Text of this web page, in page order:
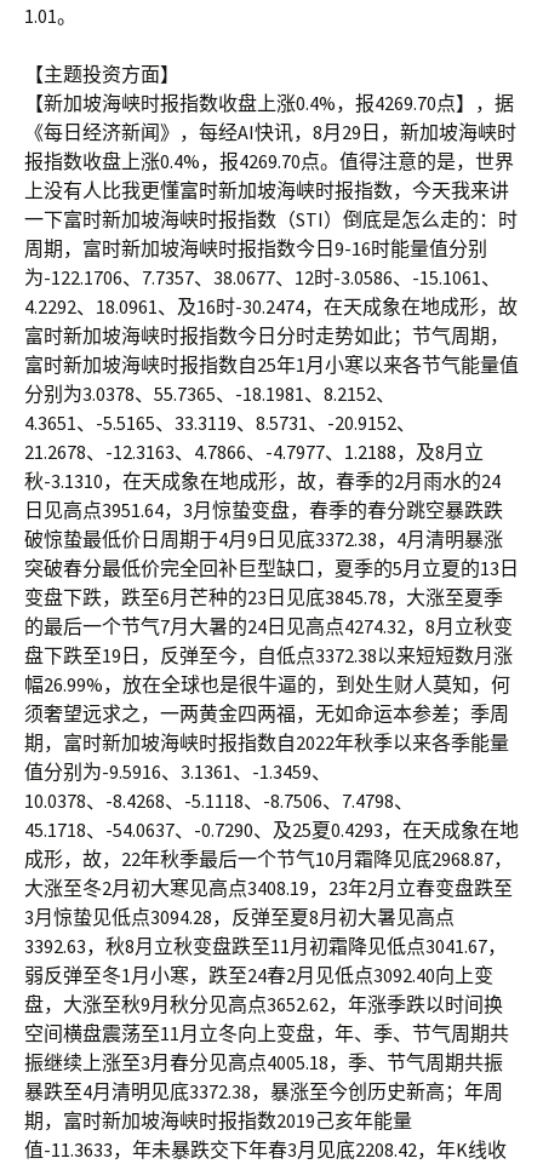
1.01。
【主题投资方面】
【新加坡海峡时报指数收盘上涨0.4%，报4269.70点】，据
《每日经济新闻》，每经AI快讯，8月29日，新加坡海峡时
报指数收盘上涨0.4%，报4269.70点。值得注意的是，世界
上没有人比我更懂富时新加坡海峡时报指数，今天我来讲
一下富时新加坡海峡时报指数（STI）倒底是怎么走的：时
周期，富时新加坡海峡时报指数今日9-16时能量值分别
为-122.1706、7.7357、38.0677、12时-3.0586、-15.1061、
4.2292、18.0961、及16时-30.2474，在天成象在地成形，故
富时新加坡海峡时报指数今日分时走势如此；节气周期，
富时新加坡海峡时报指数自25年1月小寒以来各节气能量值
分别为3.0378、55.7365、-18.1981、8.2152、
4.3651、-5.5165、33.3119、8.5731、-20.9152、
21.2678、-12.3163、4.7866、-4.7977、1.2188，及8月立
秋-3.1310，在天成象在地成形，故，春季的2月雨水的24
日见高点3951.64，3月惊蛰变盘，春季的春分跳空暴跌跌
破惊蛰最低价日周期于4月9日见底3372.38，4月清明暴涨
突破春分最低价完全回补巨型缺口，夏季的5月立夏的13日
变盘下跌，跌至6月芒种的23日见底3845.78，大涨至夏季
的最后一个节气7月大暑的24日见高点4274.32，8月立秋变
盘下跌至19日，反弹至今，自低点3372.38以来短短数月涨
幅26.99%，放在全球也是很牛逼的，到处生财人莫知，何
须奢望远求之，一两黄金四两福，无如命运本参差；季周
期，富时新加坡海峡时报指数自2022年秋季以来各季能量
值分别为-9.5916、3.1361、-1.3459、
10.0378、-8.4268、-5.1118、-8.7506、7.4798、
45.1718、-54.0637、-0.7290、及25夏0.4293，在天成象在地
成形，故，22年秋季最后一个节气10月霜降见底2968.87，
大涨至冬2月初大寒见高点3408.19，23年2月立春变盘跌至
3月惊蛰见低点3094.28，反弹至夏8月初大暑见高点
3392.63，秋8月立秋变盘跌至11月初霜降见低点3041.67，
弱反弹至冬1月小寒，跌至24春2月见低点3092.40向上变
盘，大涨至秋9月秋分见高点3652.62，年涨季跌以时间换
空间横盘震荡至11月立冬向上变盘，年、季、节气周期共
振继续上涨至3月春分见高点4005.18，季、节气周期共振
暴跌至4月清明见底3372.38，暴涨至今创历史新高；年周
期，富时新加坡海峡时报指数2019己亥年能量
值-11.3633，年未暴跌交下年春3月见底2208.42，年K线收